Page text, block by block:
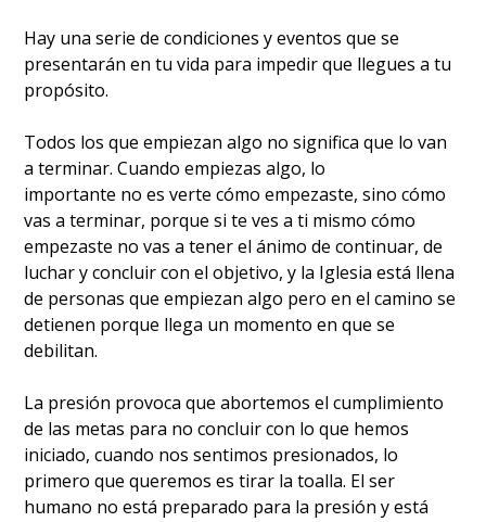
Hay una serie de condiciones y eventos que se
presentarán en tu vida para impedir que llegues a tu
propósito.
Todos los que empiezan algo no significa que lo van
a terminar. Cuando empiezas algo, lo
importante no es verte cómo empezaste, sino cómo
vas a terminar, porque si te ves a ti mismo cómo
empezaste no vas a tener el ánimo de continuar, de
luchar y concluir con el objetivo, y la Iglesia está llena
de personas que empiezan algo pero en el camino se
detienen porque llega un momento en que se
debilitan.
La presión provoca que abortemos el cumplimiento
de las metas para no concluir con lo que hemos
iniciado, cuando nos sentimos presionados, lo
primero que queremos es tirar la toalla. El ser
humano no está preparado para la presión y está